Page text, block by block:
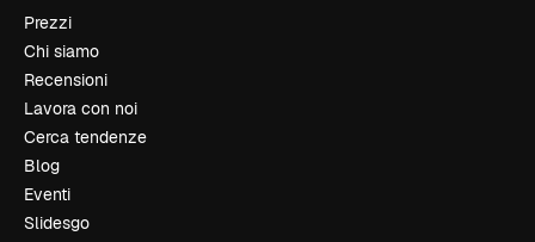
Prezzi
Chi siamo
Recensioni
Lavora con noi
Cerca tendenze
Blog
Eventi
Slidesgo